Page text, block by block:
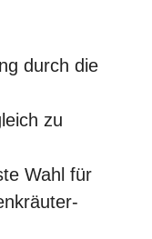
durch die
zu
Wahl für